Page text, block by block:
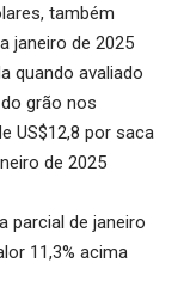
também
janeiro de 2025
quando avaliado
grão nos
US$12,8 por saca
de 2025
parcial de janeiro
11,3% acima